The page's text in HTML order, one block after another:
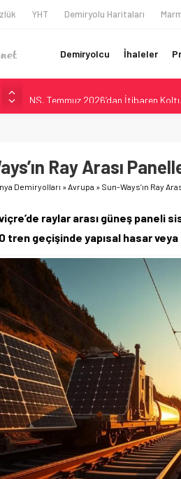
YHT Demiryolu Haritaları
Demiryolcu İhaleler
NS, Temmuz 2026’dan İtibaren
Madrid Atocha’da 56 Milyon
České dráhy 101 Yaşındaki
ÖBB ve RFI’dan Brenner’da 15
Ray Arası
Demiryolları »Avrupa » Sun-Ways’ın Ray
raylar arası güneş
tren geçişinde yapısal hasar